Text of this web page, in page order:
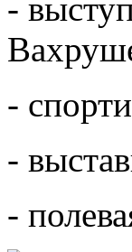
-
-
-
-